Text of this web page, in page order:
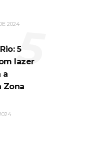
2024
5
lazer
a
Zona
5